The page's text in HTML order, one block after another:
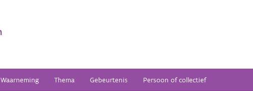
Waarneming Thema Gebeurtenis Persoon of collectief